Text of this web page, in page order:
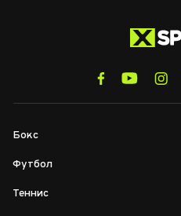
Бокс
Футбол
Теннис